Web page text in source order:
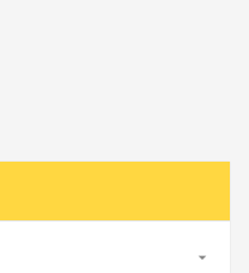
